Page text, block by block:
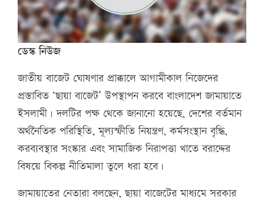
ডেস্ক নিউজ
জাতীয় বাজেট ঘোষণার প্রাক্কালে আগামীকাল নিজেদের
প্রস্তাবিত ‘ছায়া বাজেট’ উপস্থাপন করবে বাংলাদেশ জামায়াতে
ইসলামী। দলটির পক্ষ থেকে জানানো হয়েছে, দেশের বর্তমান
অর্থনৈতিক পরিস্থিতি, মূল্যস্ফীতি নিয়ন্ত্রণ, কর্মসংস্থান বৃদ্ধি,
করব্যবস্থার সংস্কার এবং সামাজিক নিরাপত্তা খাতে বরাদ্দের
বিষয়ে বিকল্প নীতিমালা তুলে ধরা হবে।
জামায়াতের নেতারা বলছেন, ছায়া বাজেটের মাধ্যমে সরকার